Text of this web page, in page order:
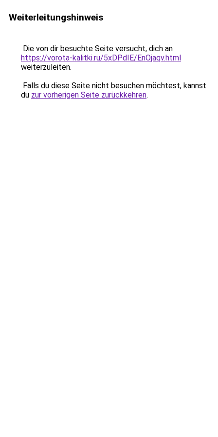
Weiterleitungshinweis
Die von dir besuchte Seite versucht, dich an
https://vorota-kalitki.ru/5xDPdIE/EnOjaqv.html
weiterzuleiten.
Falls du diese Seite nicht besuchen möchtest, kannst
du zur vorherigen Seite zurückkehren.